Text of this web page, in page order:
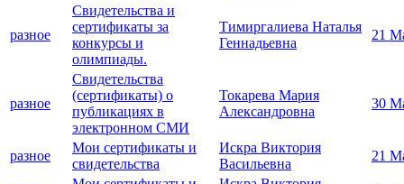
разное
Свидетельства и
сертификаты за
конкурсы и
олимпиады.
Тимиргалиева Наталья
Геннадьевна
21
разное
Свидетельства
(сертификаты) о
публикациях в
электронном СМИ
Токарева Мария
Александровна
30
разное
Мои сертификаты и
свидетельства
Искра Виктория
Васильевна
21